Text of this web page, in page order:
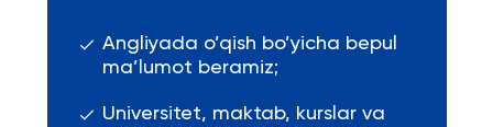
Angliyada o’qish bo’yicha bepul
ma’lumot beramiz;
Universitet, maktab, kurslar va